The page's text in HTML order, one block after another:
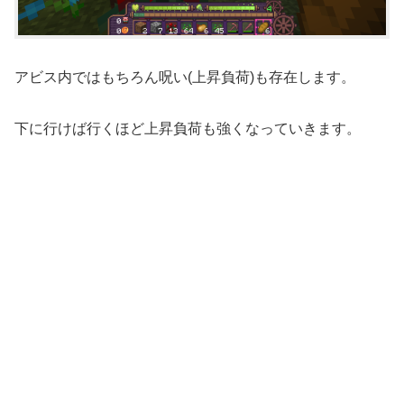
アビス内ではもちろん呪い(上昇負荷)も存在します。
下に行けば行くほど上昇負荷も強くなっていきます。